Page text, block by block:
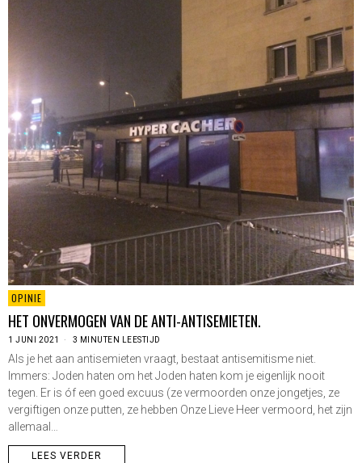
OPINIE
HET ONVERMOGEN VAN DE ANTI-ANTISEMIETEN.
1 JUNI 2021 3 MINUTEN LEESTIJD
Als je het aan antisemieten vraagt, bestaat antisemitisme niet.
Immers: Joden haten om het Joden haten kom je eigenlijk nooit
tegen. Er is óf een goed excuus (ze vermoorden onze jongetjes, ze
vergiftigen onze putten, ze hebben Onze Lieve Heer vermoord, het zijn
allemaal…
LEES VERDER